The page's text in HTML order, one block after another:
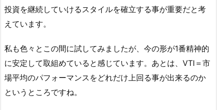
投資を継続していけるスタイルを確立する事が重要だと考
えています。
私も色々とこの間に試してみましたが、今の形が1番精神的
に安定して取組めていると感じています。あとは、VTI＝市
場平均のパフォーマンスをどれだけ上回る事が出来るのか
というところですね。